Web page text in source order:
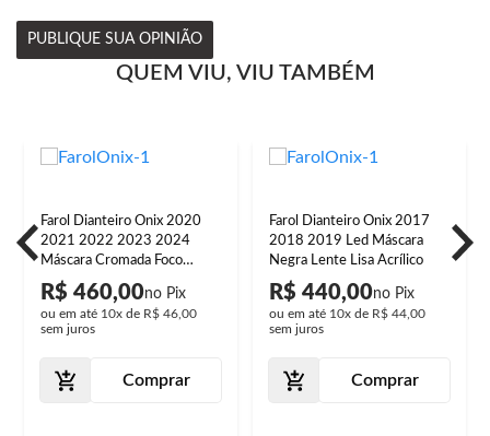
PUBLIQUE SUA OPINIÃO
QUEM VIU, VIU TAMBÉM
Farol Dianteiro Onix 2020
2021 2022 2023 2024
Máscara Cromada Foco
Manual Lente Lisa Acrílico
R$ 460,00
ou em até 10x de R$ 46,00
sem juros
Comprar
Farol Dianteiro Onix 2017
2018 2019 Led Máscara
Negra Lente Lisa Acrílico
R$ 440,00
ou em até 10x de R$ 44,00
sem juros
Comprar